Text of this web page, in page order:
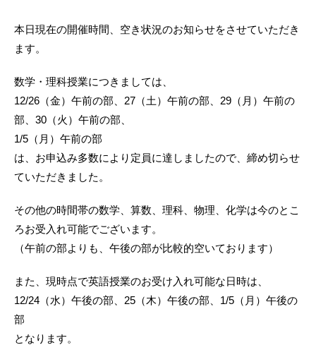
本日現在の開催時間、空き状況のお知らせをさせていただき
ます。
数学・理科授業につきましては、
12/26（金）午前の部、27（土）午前の部、29（月）午前の
部、30（火）午前の部、
1/5（月）午前の部
は、お申込み多数により定員に達しましたので、締め切らせ
ていただきました。
その他の時間帯の数学、算数、理科、物理、化学は今のとこ
ろお受入れ可能でございます。
（午前の部よりも、午後の部が比較的空いております）
また、現時点で英語授業のお受け入れ可能な日時は、
12/24（水）午後の部、25（木）午後の部、1/5（月）午後の
部
となります。